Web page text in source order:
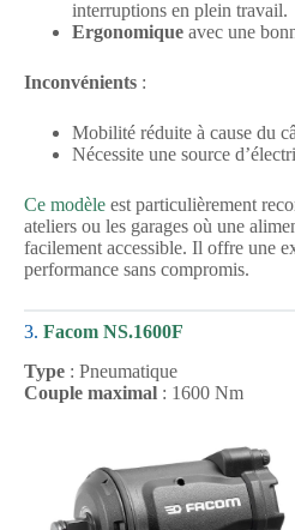
interruptions en plein travail.
Ergonomique avec une
Inconvénients :
Mobilité réduite à cause du
Nécessite une source
Ce modèle est particulièrement
ateliers ou les garages où une
facilement accessible. Il offre une
performance sans compromis.
3. Facom NS.1600F
Type : Pneumatique
Couple maximal : 1600 Nm